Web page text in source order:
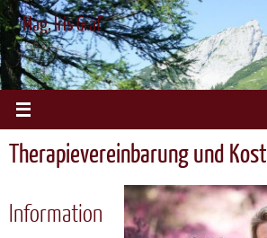
Zum
Inhalt
springen
Mag. Iris Graf
Therapievereinbarung und
Information